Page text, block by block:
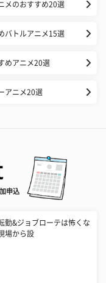
メのおすすめ20選
バトルアニメ15選
めアニメ20選
アニメ20選
申込
勤&ジョブローテは怖くな
場から設